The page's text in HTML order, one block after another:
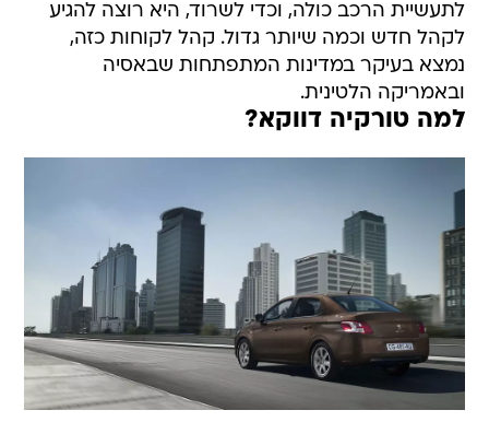
לתעשיית הרכב כולה, וכדי לשרוד, היא רוצה להגיע
לקהל חדש וכמה שיותר גדול. קהל לקוחות כזה,
נמצא בעיקר במדינות המתפתחות שבאסיה
ובאמריקה הלטינית.
למה טורקיה דווקא?